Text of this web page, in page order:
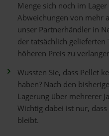
Menge sich noch im
Abweichungen von mehr
unser Partnerhändler in
der tatsächlich gelieferten
höheren Preis zu
Wussten Sie, dass Pellet
haben? Nach den
Lagerung über mehrerer
Wichtig dabei ist nur,
bleibt.